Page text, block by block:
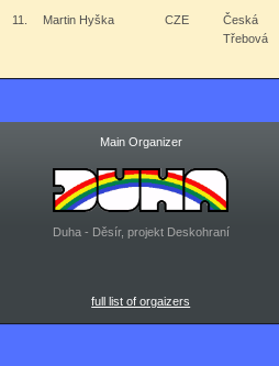
11. Martin Hyška CZE
Česká
Třebová
Main Organizer
Duha - Děsír, projekt Deskohraní
full list of orgaizers